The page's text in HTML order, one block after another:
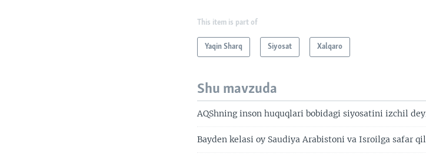
This item is part of
Yaqin Sharq Siyosat Xalqaro
Shu mavzuda
AQShning inson huquqlari bobidagi siyosatini izchil
Bayden kelasi oy Saudiya Arabistoni va Isroilga safar